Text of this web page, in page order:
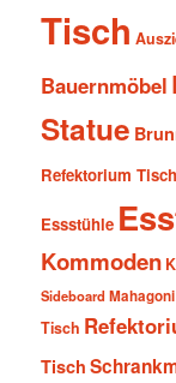
Tisch
Bauernmöbel
Statue
Refektorium Tisch
Essstühle
Kommoden
Sideboard
Tisch
Tisch